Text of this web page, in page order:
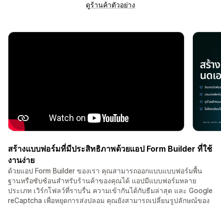
ดูร้านค้าตัวอย่าง
สร้างแบบฟอร์มที่มีประสิทธิภาพด้วยแอป Form Builder ที่ใช้
งานง่าย
ด้วยแอป Form Builder ของเรา คุณสามารถออกแบบแบบฟอร์มพื้น
ฐานหรือซับซ้อนสำหรับร้านค้าของคุณได้ แอปมีแบบฟอร์มหลาย
ประเภท เวิร์กโฟลว์ที่ราบรื่น ความเข้ากันได้กับธีมล่าสุด และ Google
reCaptcha เพื่อหยุดการส่งปลอม คุณยังสามารถเปลี่ยนรูปลักษณ์ของ